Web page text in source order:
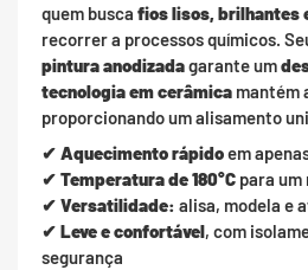
quem busca fios lisos, brilhantes
recorrer a processos químicos.
pintura anodizadagarante um
tecnologia em cerâmica mantém
proporcionando um alisamento
✔ Aquecimento rápidoem
✔ Temperatura de 180°C para
✔ Versatilidade: alisa, modela e
✔ Leve e confortável, com
segurança